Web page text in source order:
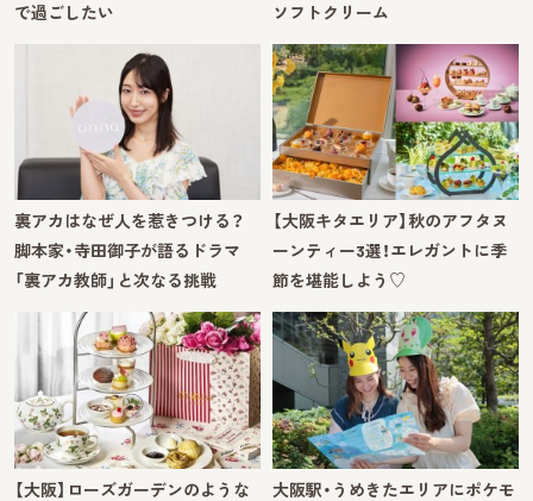
で過ごしたい
ソフトクリーム
裏アカはなぜ人を惹きつける？
脚本家・寺田御子が語るドラマ
「裏アカ教師」と次なる挑戦
【大阪キタエリア】秋のアフタヌ
ーンティー3選！エレガントに季
節を堪能しよう♡
【大阪】ローズガーデンのような
大阪駅・うめきたエリアにポケモ